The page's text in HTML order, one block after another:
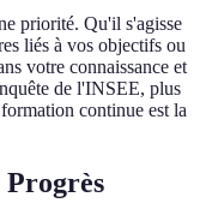
priorité. Qu'il s'agisse
liés à vos objectifs ou
votre connaissance et
de l'INSEE, plus
continue est la
Progrès